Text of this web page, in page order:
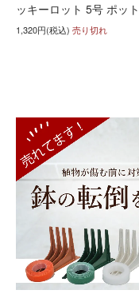
ッキーロット 5号 ポット
1,320円(税込) 売り切れ